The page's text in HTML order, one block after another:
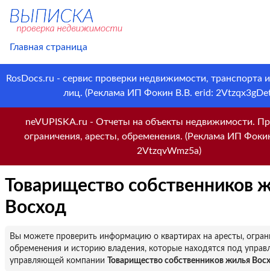
Главная страница
RosDocs.ru - сервис проверки недвижимости, транспорта
лиц. (Реклама ИП Фокин В.В. erid:
neVUPISKA.ru - Отчеты на объекты недвижимости.
ограничения, аресты, обременения. (Реклама ИП
2VtzqvWmz5a)
Товарищество собственников
Восход
Вы можете проверить информацию о квартирах на аресты,
обременения и историю владения, которые находятся под
управляющей компании
Товарищество собственников жилья